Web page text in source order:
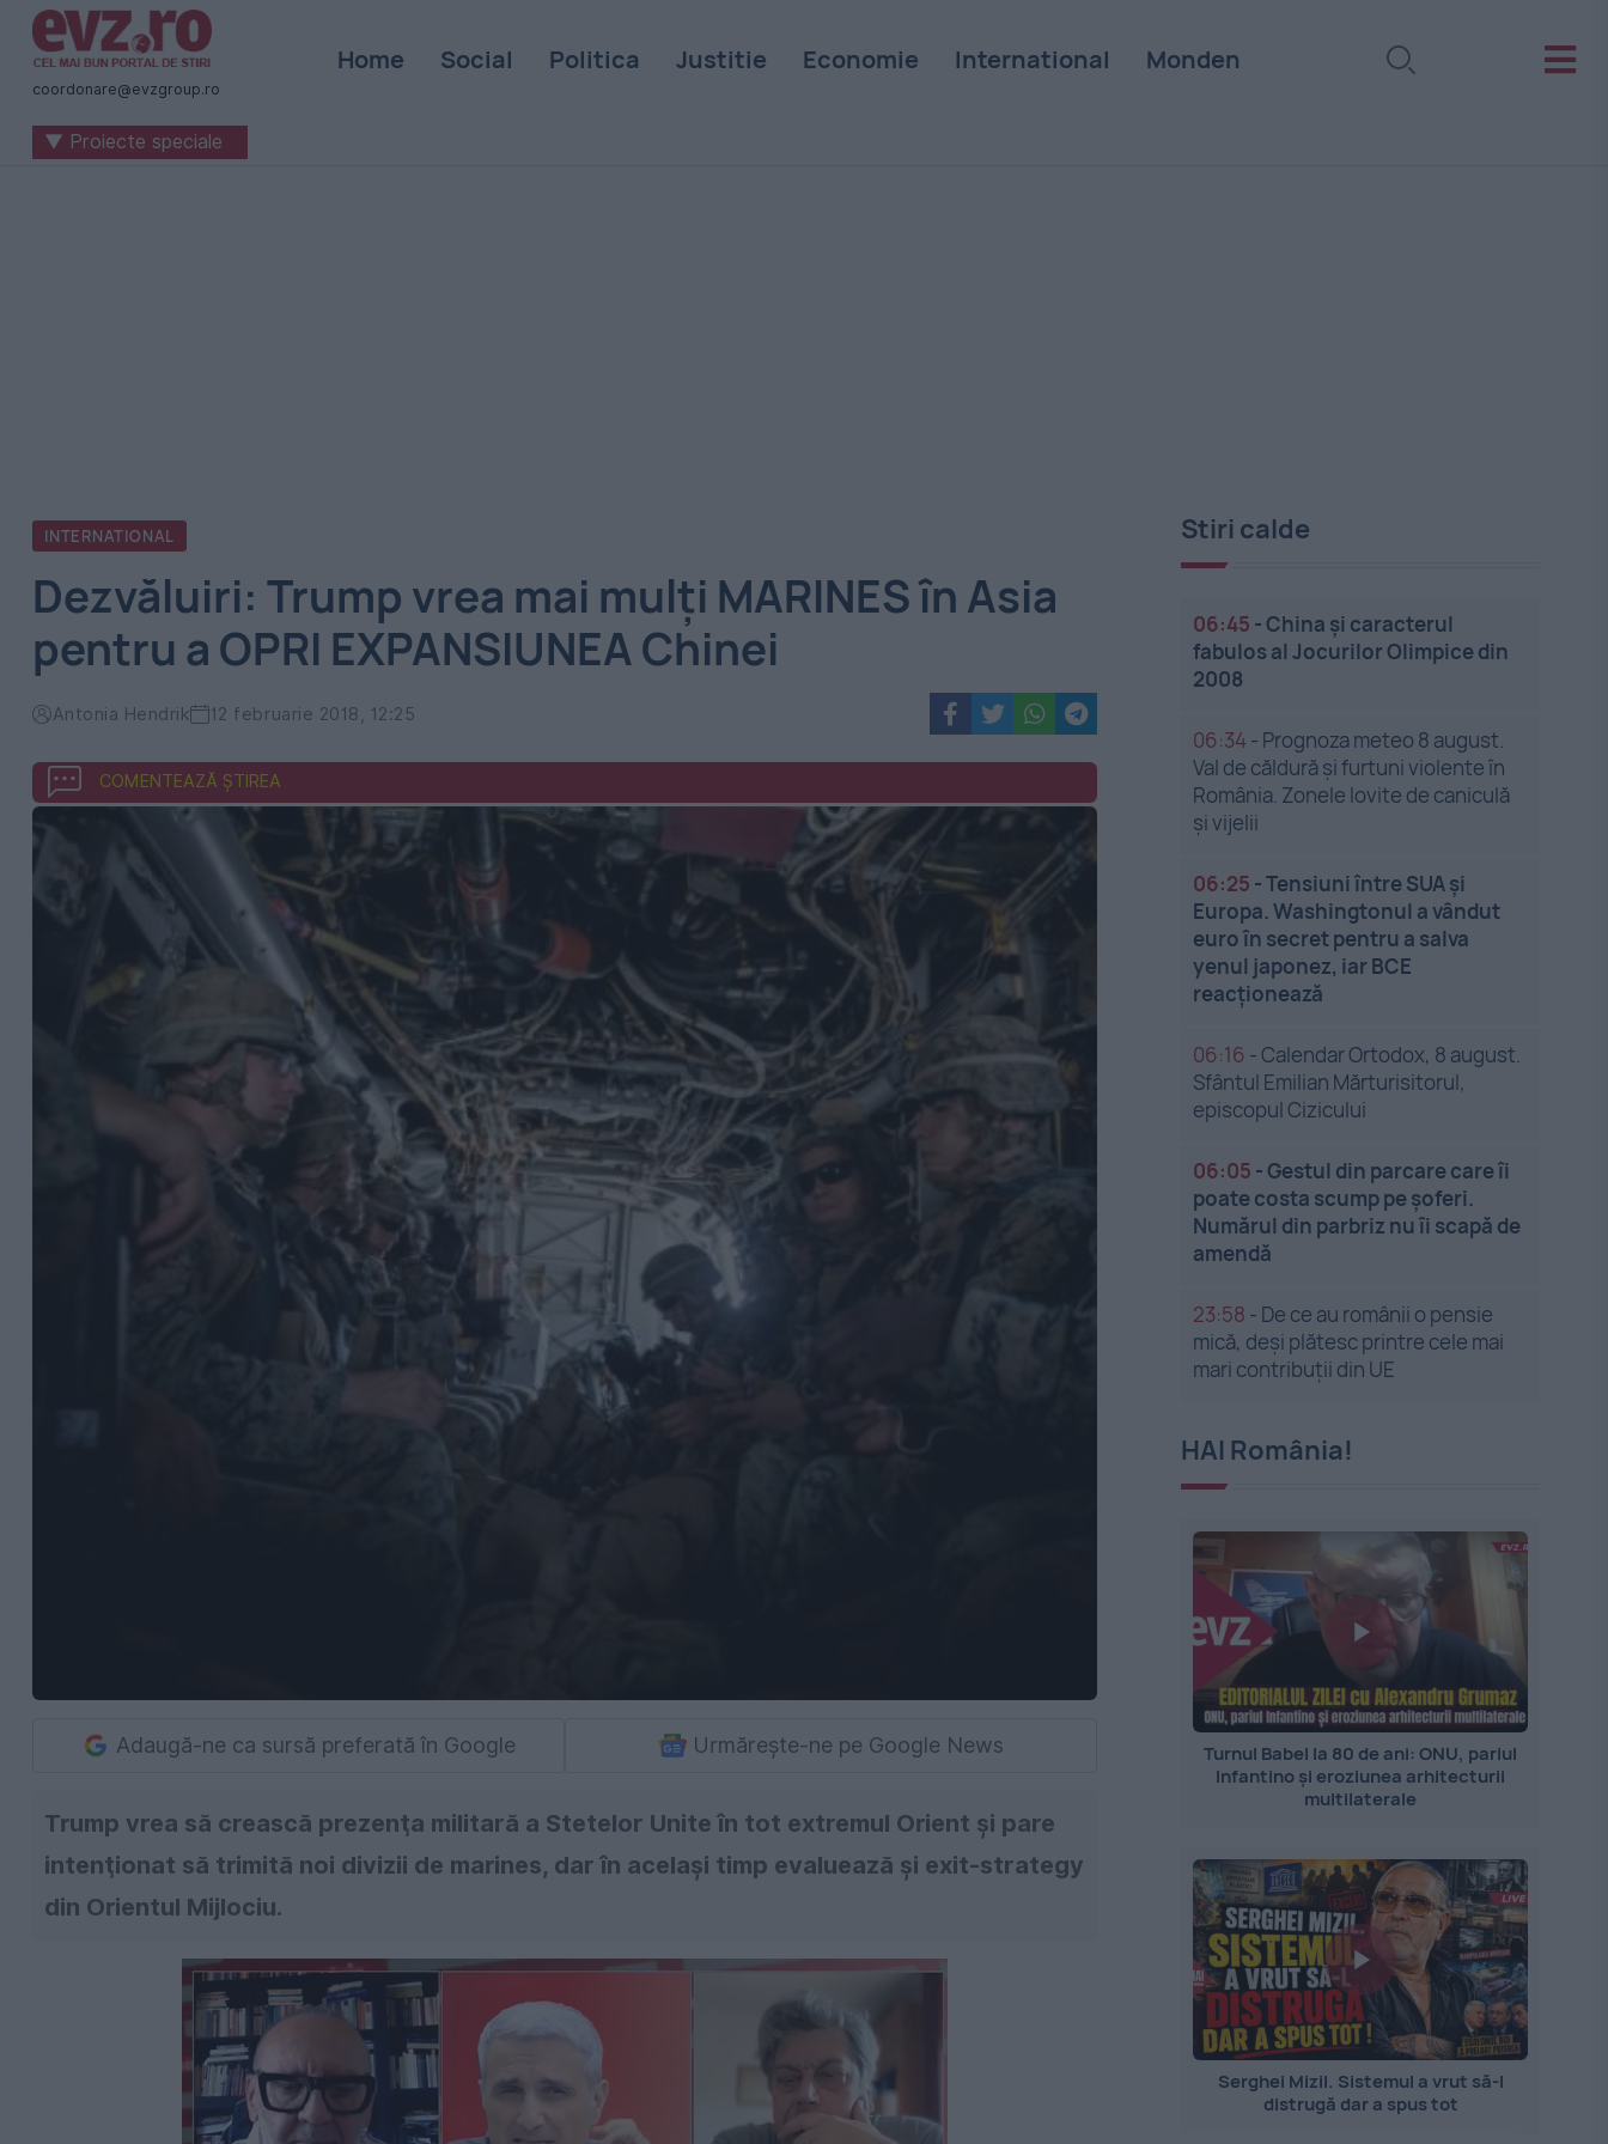
Știri
naționale
internaționale
coordonare@evzgroup.ro
Home Social Politica Justitie Economie International Monden
▼ Proiecte speciale
INTERNATIONAL
Dezvăluiri: Trump vrea mai mulţi MARINES în Asia
pentru a OPRI EXPANSIUNEA Chinei
Antonia Hendrik 12 februarie 2018, 12:25
COMENTEAZĂ ȘTIREA
Adaugă-ne ca sursă preferată în Google Urmărește-ne pe Google News
Trump vrea să crească prezenţa militară a Stetelor Unite în tot extremul Orient şi pare
intenţionat să trimită noi divizii de marines, dar în acelaşi timp evaluează şi exit-strategy
din Orientul Mijlociu.
Stiri calde
06:45 -China și caracterul
fabulos al Jocurilor Olimpice din
2008
06:34 - Prognoza meteo 8 august.
Val de căldură și furtuni violente în
România. Zonele lovite de caniculă
și vijelii
06:25 -Tensiuni între SUA și
Europa. Washingtonul a vândut
euro în secret pentru a salva
yenul japonez, iar BCE
reacționează
06:16 -Calendar Ortodox, 8 august.
Sfântul Emilian Mărturisitorul,
episcopul Cizicului
06:05 -Gestul din parcare care îi
poate costa scump pe șoferi.
Numărul din parbriz nu îi scapă de
amendă
23:58 - De ce au românii o pensie
mică, deși plătesc printre cele mai
mari contribuții din UE
HAI România!
Turnul Babel la 80 de ani: ONU, pariul
Infantino și eroziunea arhitecturii
multilaterale
Serghei Mizil. Sistemul a vrut să-l
distrugă dar a spus tot